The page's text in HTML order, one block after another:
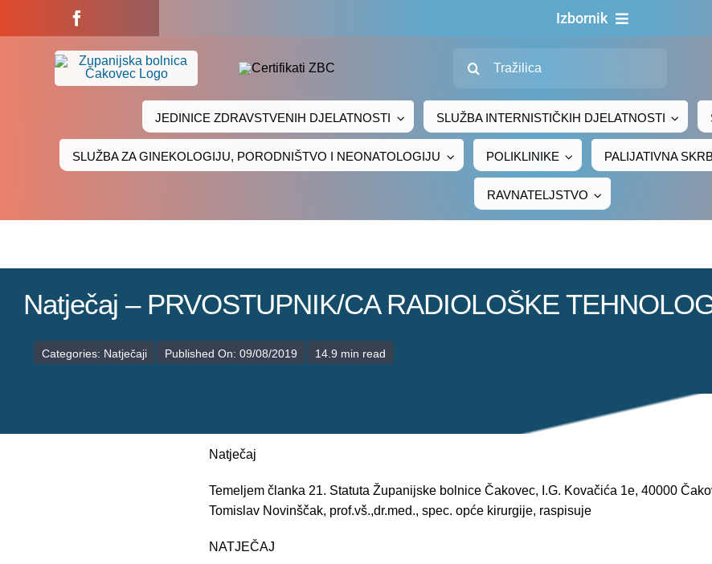
Izbornik
Za
Za
JEDINICE ZDRAVSTVENIH DJELATNOSTI SLUŽBA INTERNISTIČKIH DJELATNOSTI
SLUŽBA ZA GINEKOLOGIJU, PORODNIŠTVO I NEONATOLOGIJU POLIKLINIKE PALIJATIVNA
RAVNATELJSTVO
Natječaj – PRVOSTUPNIK/CA RADIOLOŠKE
Categories: Natječaji Published On: 09/08/2019 14.9 min read
Natječaj
Temeljem članka 21. Statuta Županijske bolnice Čakovec, I.G. Kovačića 1e, 40000
Tomislav Novinščak, prof.vš.,dr.med., spec. opće kirurgije, raspisuje
NATJEČAJ